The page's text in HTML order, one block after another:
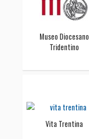
Museo Diocesano
Tridentino
Vita Trentina